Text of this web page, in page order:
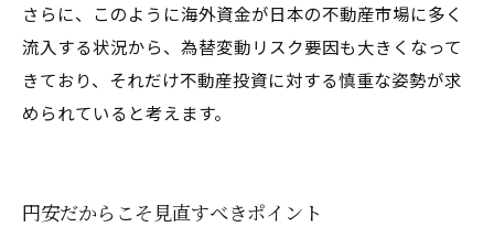
さらに、このように海外資金が日本の不動産市場に多く
流入する状況から、為替変動リスク要因も大きくなって
きており、それだけ不動産投資に対する慎重な姿勢が求
められていると考えます。
円安だからこそ見直すべきポイント